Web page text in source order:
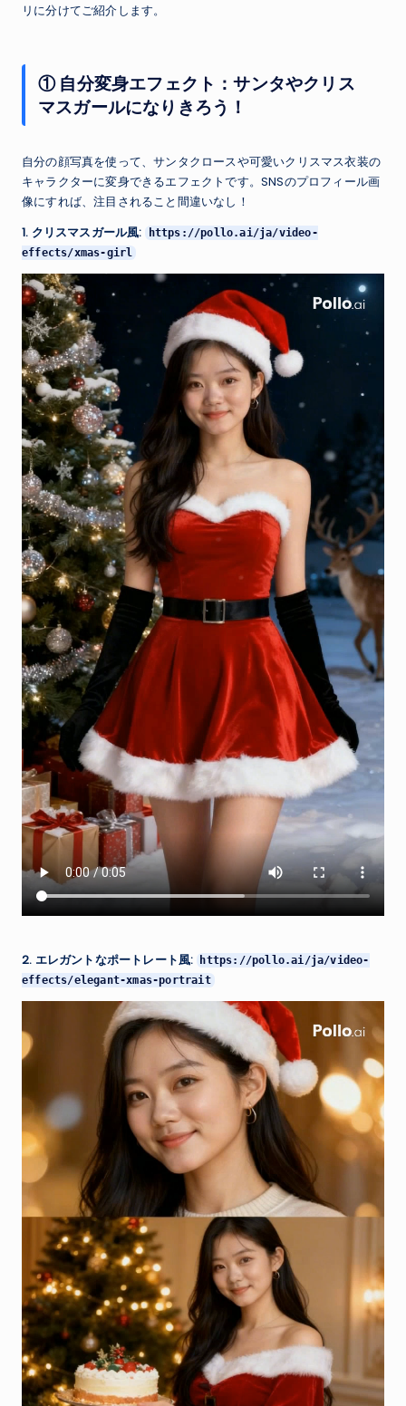
リに分けてご紹介します。
① 自分変身エフェクト：サンタやクリス
マスガールになりきろう！
自分の顔写真を使って、サンタクロースや可愛いクリスマス衣装の
キャラクターに変身できるエフェクトです。SNSのプロフィール画
像にすれば、注目されること間違いなし！
1. クリスマスガール風:
https://pollo.ai/ja/video-
effects/xmas-girl
2. エレガントなポートレート風:
https://pollo.ai/ja/video-
effects/elegant-xmas-portrait